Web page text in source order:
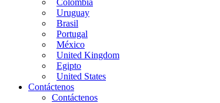
Uruguay
Brasil
Portugal
México
United Kingdom
Egipto
United States
Contáctenos
Contáctenos